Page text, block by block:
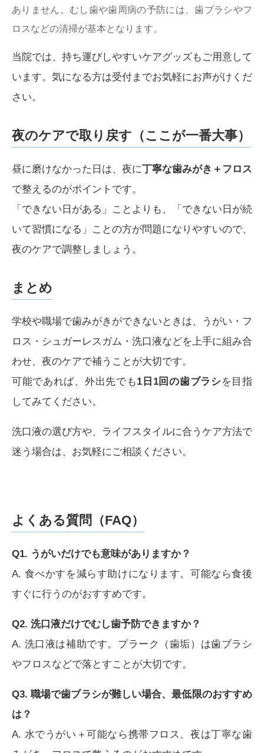
ありません。むし歯や歯周病の予防には、歯ブラシやフ
ロスなどの清掃が基本となります。
当院では、持ち運びしやすいケアグッズもご用意して
います。気になる方は受付までお気軽にお声がけくだ
さい。
夜のケアで取り戻す（ここが一番大事）
昼に磨けなかった日は、夜に丁寧な歯みがき＋フロス
で整えるのがポイントです。
「できない日がある」ことよりも、「できない日が続
いて習慣になる」ことの方が問題になりやすいので、
夜のケアで調整しましょう。
まとめ
学校や職場で歯みがきができないときは、うがい・フ
ロス・シュガーレスガム・洗口液などを上手に組み合
わせ、夜のケアで補うことが大切です。
可能であれば、外出先でも1日1回の歯ブラシを目指
してみてください。
洗口液の選び方や、ライフスタイルに合うケア方法で
迷う場合は、お気軽にご相談ください。
よくある質問（FAQ）
Q1. うがいだけでも意味がありますか？
A. 食べかすを減らす助けになります。可能なら食後
すぐに行うのがおすすめです。
Q2. 洗口液だけでむし歯予防できますか？
A. 洗口液は補助です。プラーク（歯垢）は歯ブラシ
やフロスなどで落とすことが大切です。
Q3. 職場で歯ブラシが難しい場合、最低限のおすすめ
は？
A. 水でうがい＋可能なら携帯フロス、夜は丁寧な歯